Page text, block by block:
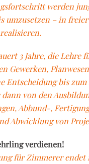
werden
umzusetzen – in
3 Jahre, die
Gewerken,
Entscheidung bis
von den
Abbund-,
Abwicklung von
verdienen!
für Zimmerer